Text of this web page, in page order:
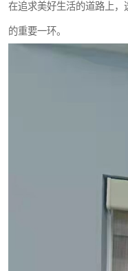
在追求美好生活的道路上
的重要一环。